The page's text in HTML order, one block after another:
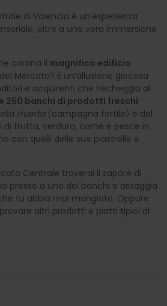
di Valencia è un’esperienza
oltre a una vera immersione
corona il magnifico edificio
Mercato? È un’allusione giocosa
e acquirenti che riecheggia al
250 banchi di prodotti freschi
Huerta(campagna fertile) e del
di frutta, verdura, carne e pesce in
con quelli delle sue piastrelle e
Centrale troverai il sapore di
presso a uno dei banchi e assaggia
tu abbia mai mangiato. Oppure
altri prodotti e piatti tipici al